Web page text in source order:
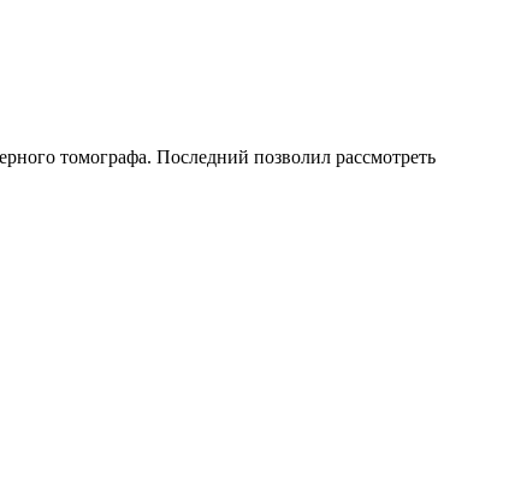
томографа. Последний позволил рассмотреть